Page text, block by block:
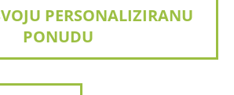
PERSONALIZIRANU
PONUDU